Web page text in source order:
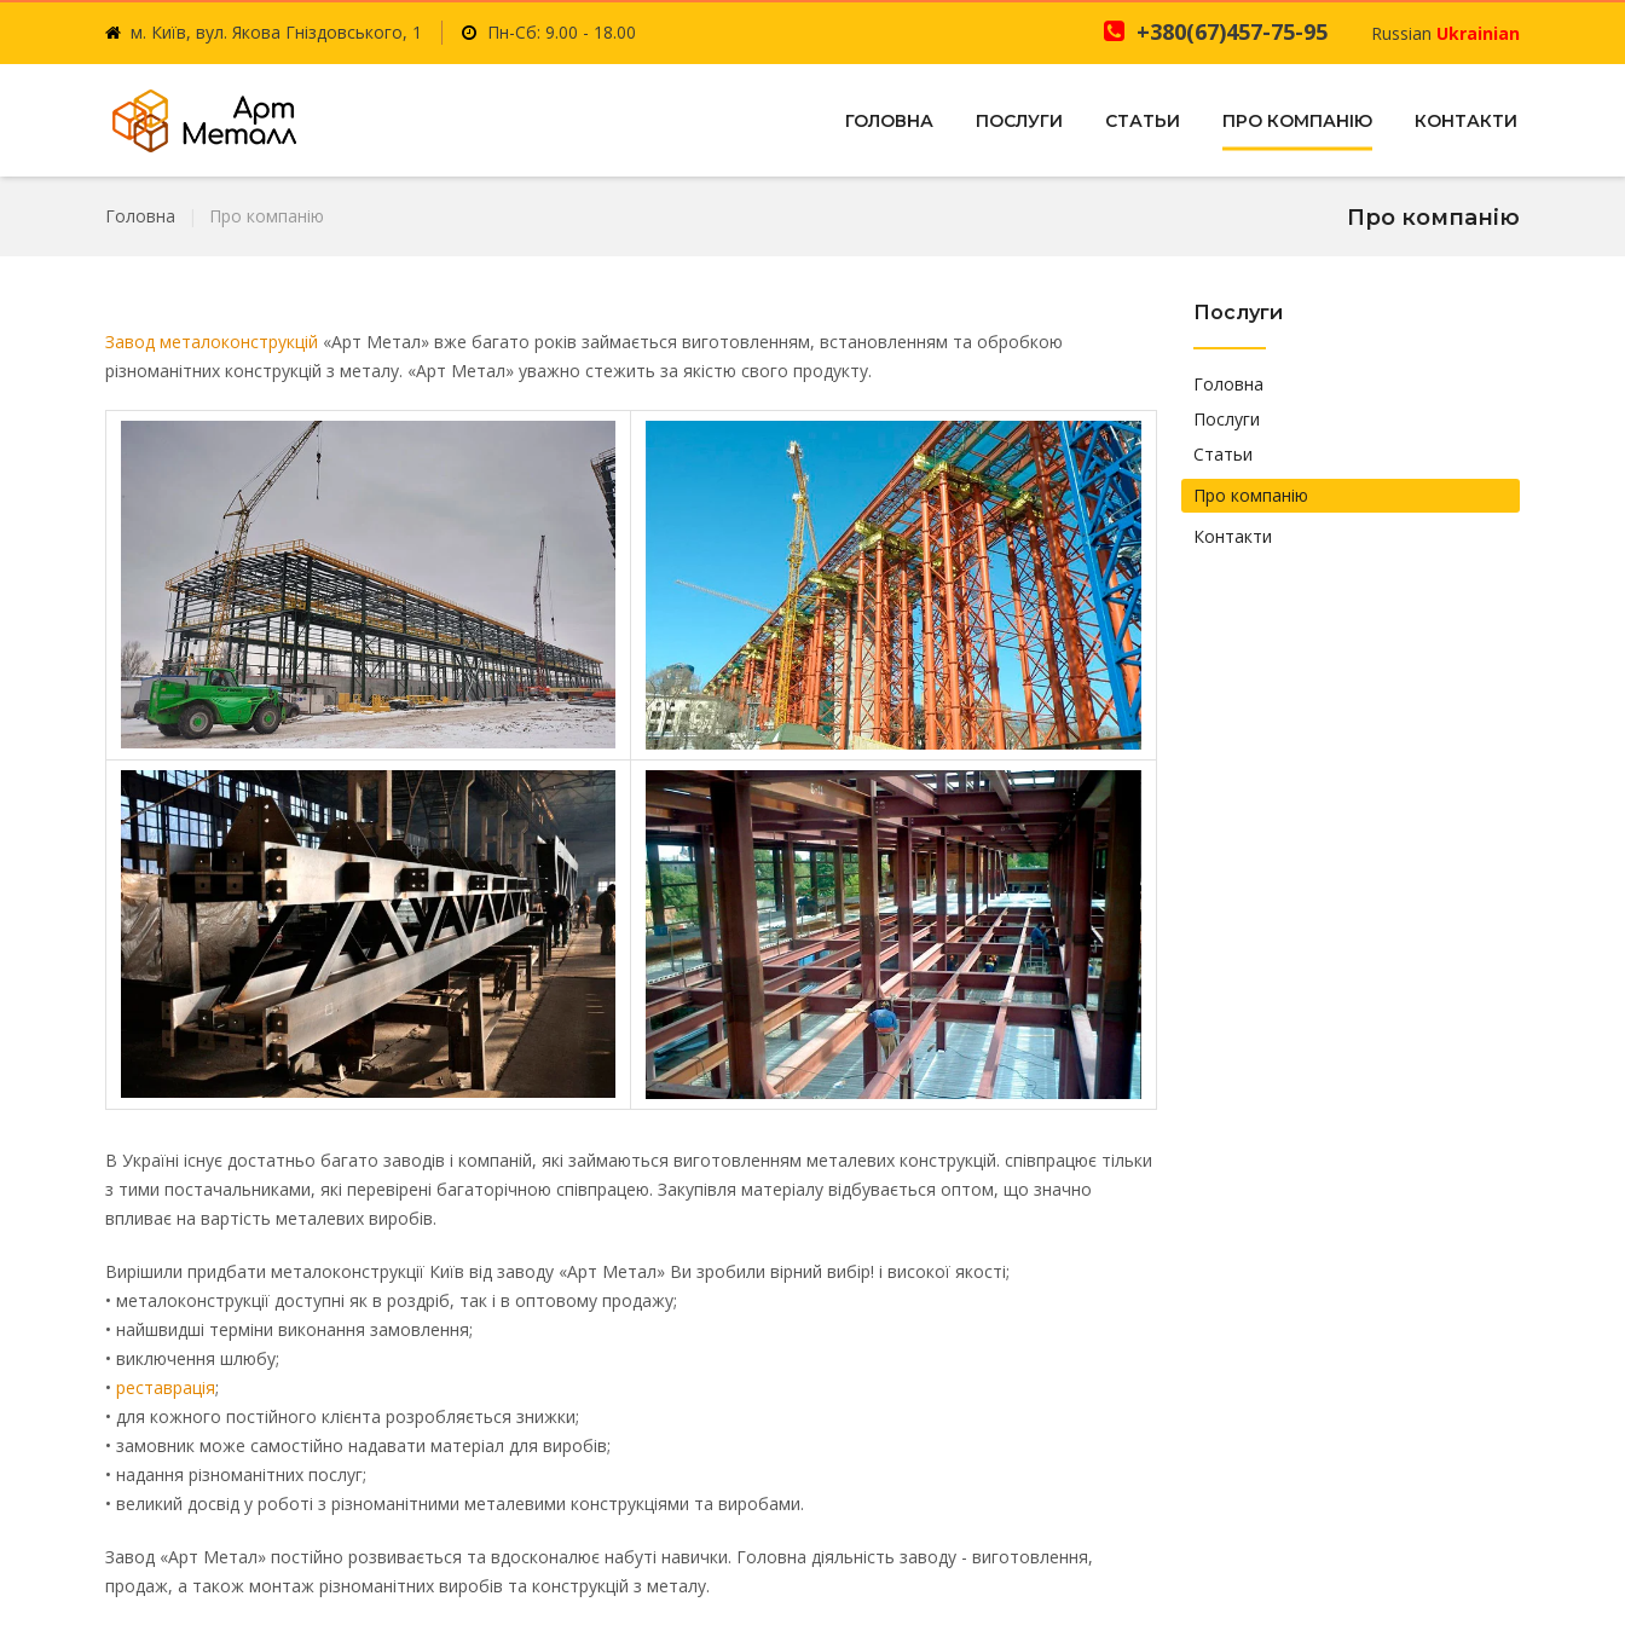
м. Київ, вул. Якова Гніздовського, 1 Пн-Сб: 9.00 - 18.00 +380(67)457-75-95 Russian Ukrainian
ГОЛОВНА ПОСЛУГИ СТАТЬИ ПРО КОМПАНІЮ КОНТАКТИ
Головна Про компанію Про компанію
Завод металоконструкцій «Арт Метал» вже багато років займається виготовленням, встановленням та обробкою
різноманітних конструкцій з металу. «Арт Метал» уважно стежить за якістю свого продукту.
В Україні існує достатньо багато заводів і компаній, які займаються виготовленням металевих конструкцій. співпрацює тільки
з тими постачальниками, які перевірені багаторічною співпрацею. Закупівля матеріалу відбувається оптом, що значно
впливає на вартість металевих виробів.
Вирішили придбати металоконструкції Київ від заводу «Арт Метал» Ви зробили вірний вибір! і високої якості;
• металоконструкції доступні як в роздріб, так і в оптовому продажу;
• найшвидші терміни виконання замовлення;
• виключення шлюбу;
• реставрація;
• для кожного постійного клієнта розробляється знижки;
• замовник може самостійно надавати матеріал для виробів;
• надання різноманітних послуг;
• великий досвід у роботі з різноманітними металевими конструкціями та виробами.
Завод «Арт Метал» постійно розвивається та вдосконалює набуті навички. Головна діяльність заводу - виготовлення,
продаж, а також монтаж різноманітних виробів та конструкцій з металу.
Послуги
Головна
Послуги
Статьи
Про компанію
Контакти